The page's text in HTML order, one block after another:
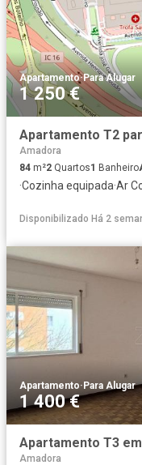
Apartamento·Para Alugar
1 250 €
Apartamento T2
Amadora
84 m²2 Quartos1 Banheiro
·Cozinha equipada·Ar
Disponibilizado Há 2
Apartamento·Para Alugar
1 400 €
Apartamento T3
Amadora